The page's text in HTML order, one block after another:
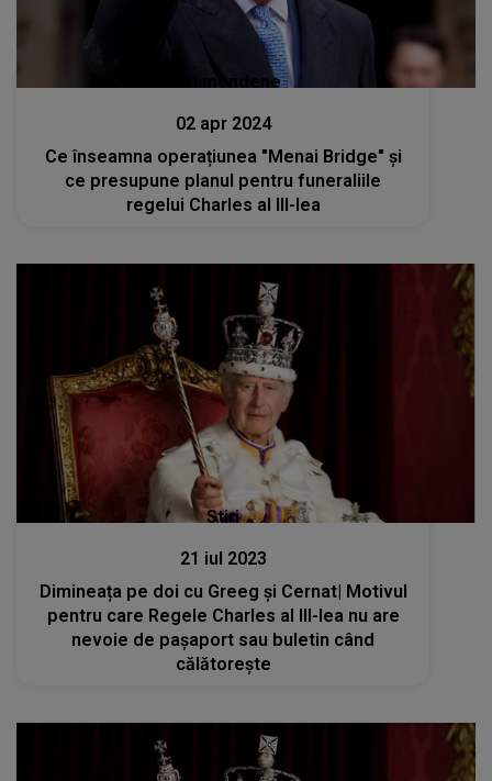
Stiri mondene
02 apr 2024
Ce înseamna operațiunea "Menai Bridge" și
ce presupune planul pentru funeraliile
regelui Charles al III-lea
Stiri
21 iul 2023
Dimineața pe doi cu Greeg și Cernat| Motivul
pentru care Regele Charles al III-lea nu are
nevoie de pașaport sau buletin când
călătorește